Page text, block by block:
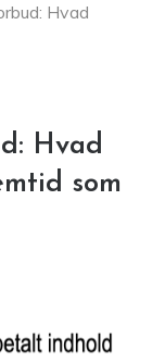
Hvad
Hvad
som